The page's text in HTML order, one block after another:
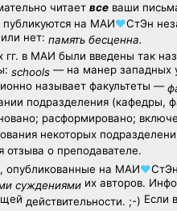
читает всеваши
на МАИ♥СтЭн
нет: память бесценна.
гг. в МАИ были введены так
schools— на манер западных
называет факультеты —
подразделения (кафедры,
расформировано;
некоторых
о преподавателе.
опубликованные на МАИ♥СтЭн
суждениямиих авторов.
действительности. ;-) Если